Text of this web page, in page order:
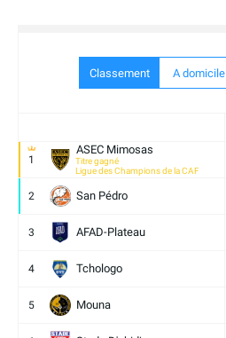
Classement A domicile
1
ASEC Mimosas
Titre gagné
Ligue des Champions de la CAF
2 San Pédro
3 AFAD-Plateau
4 Tchologo
5 Mouna